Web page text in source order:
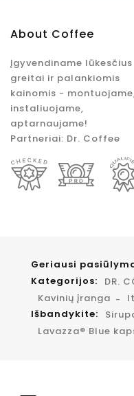
About Coffee
Įgyvendiname lūkesčius
greitai ir palankiomis
kainomis -
instaliuojame,
aptarnaujame!
Partneriai: Dr. Coffee
Geriausi
Kategorijos:
DR.
Kavinių įranga
Išbandykite:
Lavazza® Blue